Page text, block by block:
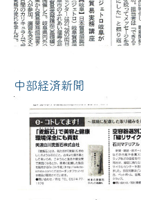
中部経済新聞